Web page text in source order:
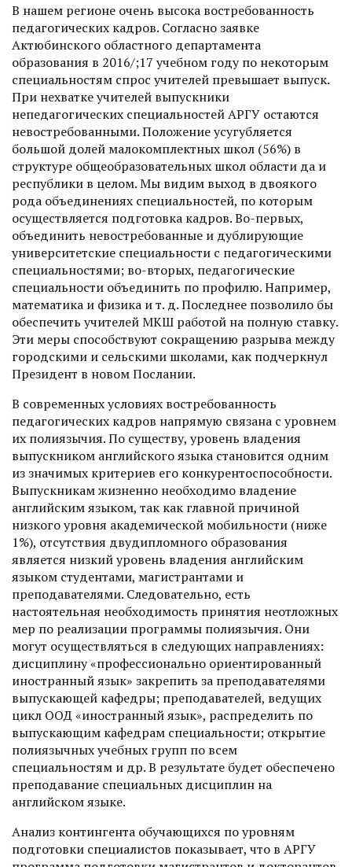
В нашем регионе очень высока востребованность
педагогических кадров. Согласно заявке
Актюбинского областного департамента
образования в 2016/;17 учебном году по некоторым
специальностям спрос учителей превышает выпуск.
При нехватке учителей выпускники
непедагогических специальностей АРГУ остаются
невостребованными. Положение усугубляется
большой долей малокомплектных школ (56%) в
структуре общеобразовательных школ области да и
республики в целом. Мы видим выход в двоякого
рода объединениях специальностей, по которым
осуществляется подготовка кадров. Во-первых,
объединить невостребованные и дублирующие
университетские специальности с педагогическими
специальностями; во-вторых, педагогические
специальности объединить по профилю. Например,
математика и физика и т. д. Последнее позволило бы
обеспечить учителей МКШ работой на полную ставку.
Эти меры способствуют сокращению разрыва между
городскими и сельскими школами, как подчеркнул
Президент в новом Послании.
В современных условиях ­востребованность
педагогических кадров напрямую связана с уровнем
их полиязычия. По существу, уровень владения
выпускником английского языка становится одним
из значимых критериев его конкурентоспособности.
Выпускникам жизненно необходимо владение
английским языком, так как главной причиной
низкого уровня академической мобильности (ниже
1%), отсутствия двудипломного образования
является низкий уровень владения английским
языком студентами, магистрантами и
преподавателями. Следовательно, есть
настоятельная необходимость принятия неотложных
мер по реализации программы поли­язычия. Они
могут осуществляться в следующих направлениях:
дисциплину «профессионально ориентированный
иностранный язык» закрепить за преподавателями
выпускающей кафедры; преподавателей, ведущих
цикл ООД «иностранный язык», распределить по
выпускающим кафедрам специальности; открытие
полиязычных учебных групп по всем
специальностям и др. В результате будет обеспечено
преподавание специальных дисциплин на
английском языке.
Анализ контингента обуча­ющихся по уровням
подготовки специалистов показывает, что в АРГУ